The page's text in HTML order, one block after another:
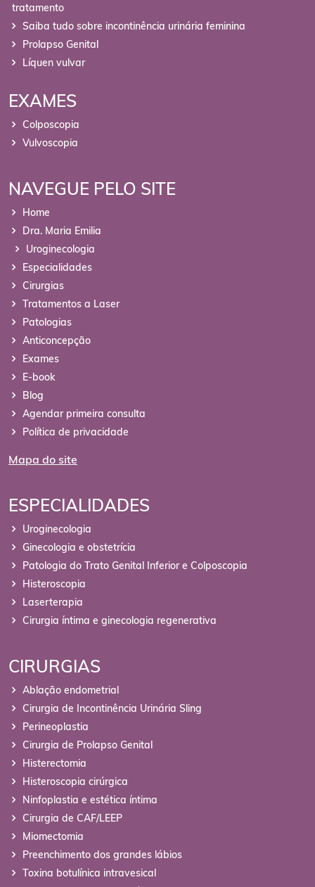
tratamento
Saiba tudo sobre incontinência urinária feminina
Prolapso Genital
Líquen vulvar
EXAMES
Colposcopia
Vulvoscopia
NAVEGUE PELO SITE
Home
Dra. Maria Emilia
Uroginecologia
Especialidades
Cirurgias
Tratamentos a Laser
Patologias
Anticoncepção
Exames
E-book
Blog
Agendar primeira consulta
Política de privacidade
Mapa do site
ESPECIALIDADES
Uroginecologia
Ginecologia e obstetrícia
Patologia do Trato Genital Inferior e Colposcopia
Histeroscopia
Laserterapia
Cirurgia íntima e ginecologia regenerativa
CIRURGIAS
Ablação endometrial
Cirurgia de Incontinência Urinária Sling
Perineoplastia
Cirurgia de Prolapso Genital
Histerectomia
Histeroscopia cirúrgica
Ninfoplastia e estética íntima
Cirurgia de CAF/LEEP
Miomectomia
Preenchimento dos grandes lábios
Toxina botulínica intravesical